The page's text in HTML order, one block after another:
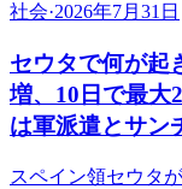
社会·2026年7月31日
セウタで何が
増、10日で最大
は軍派遣とサン
スペイン領セウタ